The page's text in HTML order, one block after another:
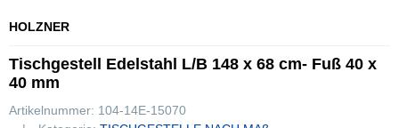
HOLZNER
Tischgestell Edelstahl L/B 148 x 68 cm- Fuß 40 x
40 mm
Artikelnummer: 104-14E-15070